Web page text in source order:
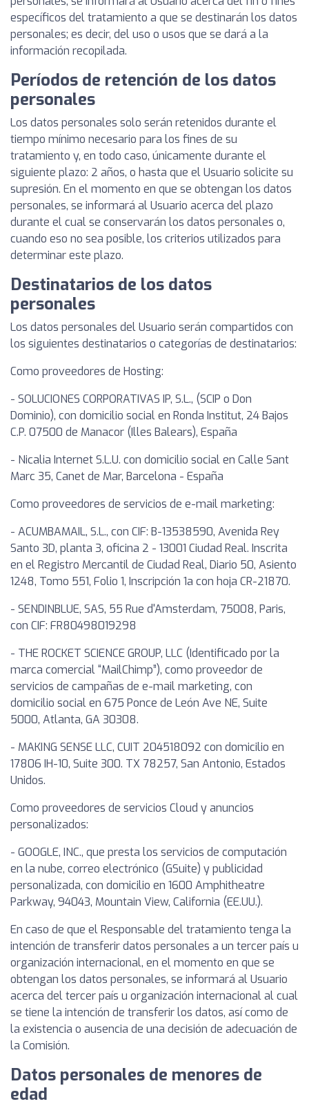
específicos del tratamiento a que se destinarán los datos
personales; es decir, del uso o usos que se dará a la
información recopilada.
Períodos de retención de los datos
personales
Los datos personales solo serán retenidos durante el
tiempo mínimo necesario para los fines de su
tratamiento y, en todo caso, únicamente durante el
siguiente plazo: 2 años, o hasta que el Usuario solicite su
supresión. En el momento en que se obtengan los datos
personales, se informará al Usuario acerca del plazo
durante el cual se conservarán los datos personales o,
cuando eso no sea posible, los criterios utilizados para
determinar este plazo.
Destinatarios de los datos
personales
Los datos personales del Usuario serán compartidos con
los siguientes destinatarios o categorías de destinatarios:
Como proveedores de Hosting:
- SOLUCIONES CORPORATIVAS IP, S.L., (SCIP o Don
Dominio), con domicilio social en Ronda Institut, 24 Bajos
C.P. 07500 de Manacor (Illes Balears), España
- Nicalia Internet S.L.U. con domicilio social en Calle Sant
Marc 35, Canet de Mar, Barcelona - España
Como proveedores de servicios de e-mail marketing:
- ACUMBAMAIL, S.L., con CIF: B-13538590, Avenida Rey
Santo 3D, planta 3, oficina 2 - 13001 Ciudad Real. Inscrita
en el Registro Mercantil de Ciudad Real, Diario 50, Asiento
1248, Tomo 551, Folio 1, Inscripción 1a con hoja CR-21870.
- SENDINBLUE, SAS, 55 Rue d'Amsterdam, 75008, Paris,
con CIF: FR80498019298
- THE ROCKET SCIENCE GROUP, LLC (Identificado por la
marca comercial “MailChimp”), como proveedor de
servicios de campañas de e-mail marketing, con
domicilio social en 675 Ponce de León Ave NE, Suite
5000, Atlanta, GA 30308.
- MAKING SENSE LLC, CUIT 204518092 con domicilio en
17806 IH-10, Suite 300. TX 78257, San Antonio, Estados
Unidos.
Como proveedores de servicios Cloud y anuncios
personalizados:
- GOOGLE, INC., que presta los servicios de computación
en la nube, correo electrónico (GSuite) y publicidad
personalizada, con domicilio en 1600 Amphitheatre
Parkway, 94043, Mountain View, California (EE.UU.).
En caso de que el Responsable del tratamiento tenga la
intención de transferir datos personales a un tercer país u
organización internacional, en el momento en que se
obtengan los datos personales, se informará al Usuario
acerca del tercer país u organización internacional al cual
se tiene la intención de transferir los datos, así como de
la existencia o ausencia de una decisión de adecuación de
la Comisión.
Datos personales de menores de
edad